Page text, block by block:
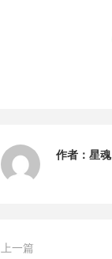
作者： 星魂
上一篇